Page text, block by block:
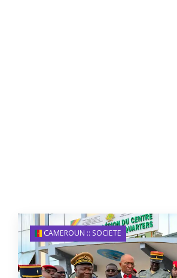
CAMEROUN :: SOCIETE